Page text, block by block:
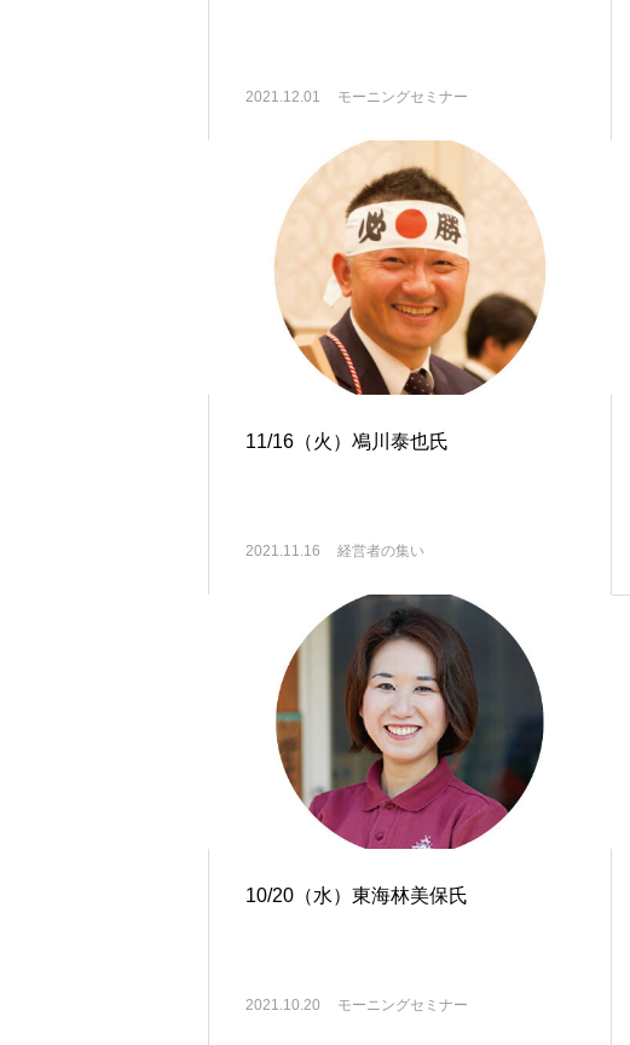
2021.12.01 モーニングセミナー
11/16（火）鳰川泰也氏
2021.11.16 経営者の集い
10/20（水）東海林美保氏
2021.10.20 モーニングセミナー